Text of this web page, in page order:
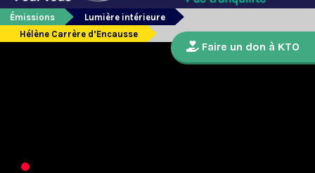
Émissions
Lumière intérieure
Hélène Carrère d’Encausse
Faire un don à KTO